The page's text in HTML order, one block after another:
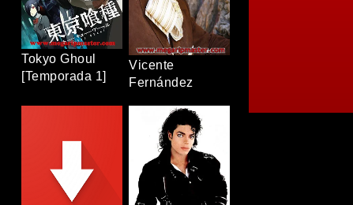
Tokyo Ghoul
[Temporada 1]
Japonés]
Vicente
Fernández
Completa]
[320Kbps] [MP3]
[TERABOX]